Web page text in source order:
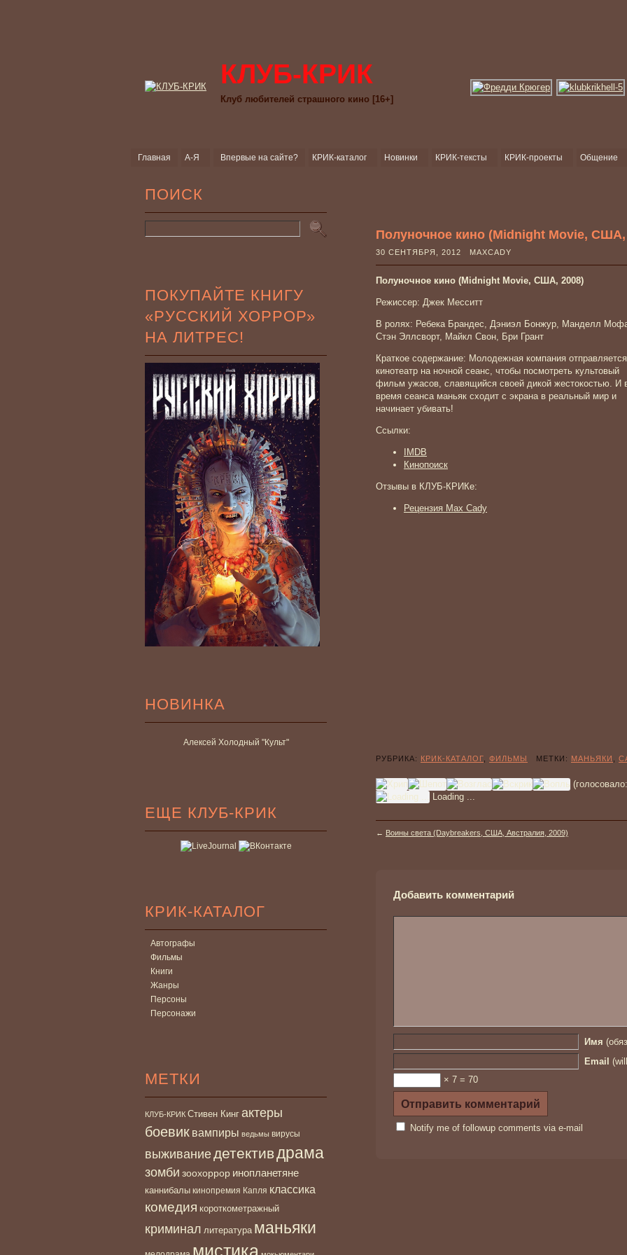
КЛУБ-КРИК
Клуб любителей страшного кино [16+]
Главная А-Я Впервые на сайте? КРИК-каталог Новинки КРИК-тексты КРИК-проекты Общение
ПОИСК
ПОКУПАЙТЕ КНИГУ
«РУССКИЙ ХОРРОР»
НА ЛИТРЕС!
НОВИНКА
Алексей Холодный "Культ"
ЕЩЕ КЛУБ-КРИК
КРИК-КАТАЛОГ
Автографы
Фильмы
Книги
Жанры
Персоны
Персонажи
МЕТКИ
КЛУБ-КРИК Стивен Кинг актеры
боевик вампиры ведьмы вирусы
выживаниедетективдрама
зомби зоохоррор инопланетяне
каннибалы кинопремия Капля классика
комедия короткометражный
криминал литература маньяки
мистика
Полуночное кино (Midnight Movie, США,
30 СЕНТЯБРЯ, 2012 MAXCADY
Полуночное кино (Midnight Movie, США, 2008)
Режиссер: Джек Месситт
В ролях: Ребека Брандес, Дэниэл Бонжур, Манделл
Стэн Эллсворт, Майкл Свон, Бри Грант
Краткое содержание: Молодежная компания
кинотеатр на ночной сеанс, чтобы посмотреть культовый
фильм ужасов, славящийся своей дикой жестокостью. И
время сеанса маньяк сходит с экрана в реальный мир и
начинает убивать!
Ссылки:
IMDB
Кинопоиск
Отзывы в КЛУБ-КРИКе:
Рецензия Max Cady
РУБРИКА: КРИК-КАТАЛОГ ФИЛЬМЫ МЕТКИ: МАНЬЯКИ
(голосовало:
Loading ...
← Воины света (Daybreakers, США, Австралия, 2009)
Добавить комментарий
Имя
Email
× 7 = 70
Notify me of followup comments via e-mail